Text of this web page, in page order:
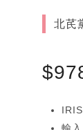
北芪
輸